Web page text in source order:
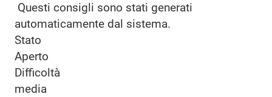
Questi consigli sono stati generati
automaticamente dal sistema.
Stato
Aperto
Difficoltà
media